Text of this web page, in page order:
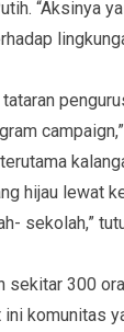
“Aksinya
hijau lewat
sekolah,”
sekitar 300
komunitas